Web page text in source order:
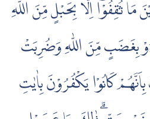
ثُقِفُوْٓا اِلَّا بِحَبْلٍ مِّنَ اللّٰهِ
بِغَضَبٍ مِّنَ اللّٰهِ وَضُرِبَتْ
كَانُوْا يَكْفُرُوْنَ بِاٰيٰتِ